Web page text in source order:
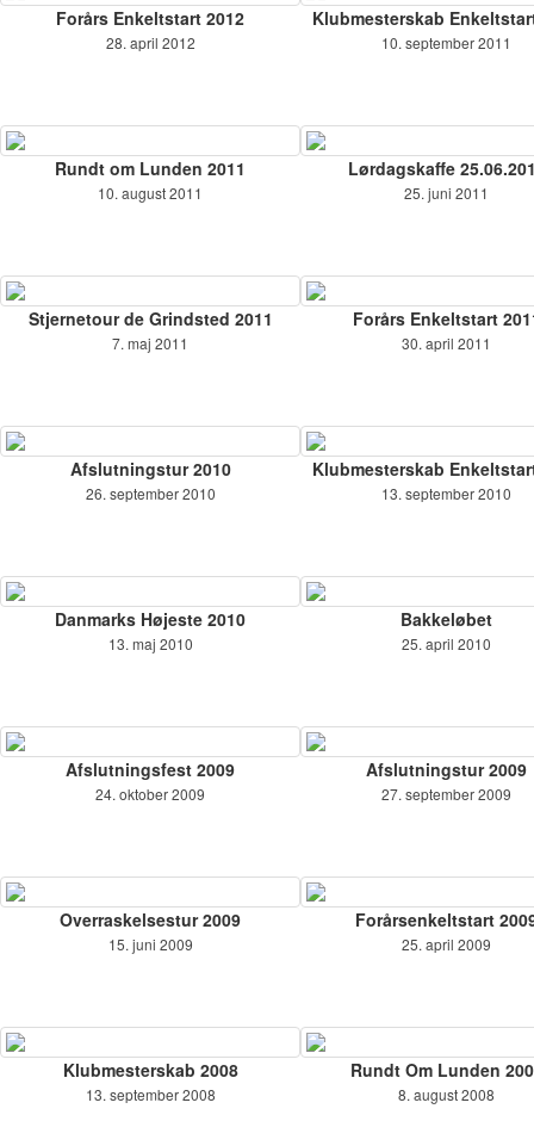
Forårs Enkeltstart 2012
28. april 2012
Klubmesterskab
10. september 2011
Rundt om Lunden 2011
10. august 2011
Lørdagskaffe
25. juni 2011
Stjernetour de Grindsted 2011
7. maj 2011
Forårs Enkeltstart
30. april 2011
Afslutningstur 2010
26. september 2010
Klubmesterskab
13. september 2010
Danmarks Højeste 2010
13. maj 2010
Bakkeløbet
25. april 2010
Afslutningsfest 2009
24. oktober 2009
Afslutningstur 2009
27. september 2009
Overraskelsestur 2009
15. juni 2009
Forårsenkeltstart
25. april 2009
Klubmesterskab 2008
13. september 2008
Rundt Om Lunden
8. august 2008